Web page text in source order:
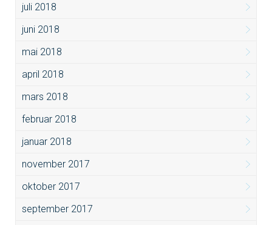
juli 2018
juni 2018
mai 2018
april 2018
mars 2018
februar 2018
januar 2018
november 2017
oktober 2017
september 2017